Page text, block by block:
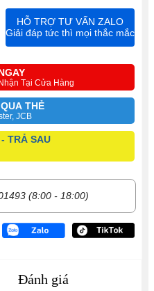
Tại Cửa Hàng
THẺ
JCB
TRẢ SAU
(8:00 - 18:00)
HỖ TRỢ TƯ VẤN ZALO
Giải đáp tức thì mọi thắc mắc
Đánh giá